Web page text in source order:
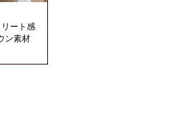
ート感
ン素材